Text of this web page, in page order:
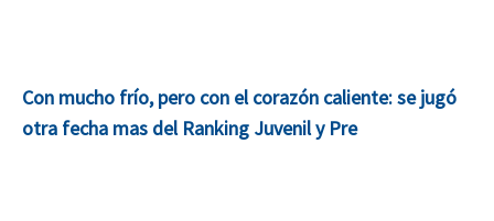
Con mucho frío, pero con el corazón caliente: se jugó
otra fecha mas del Ranking Juvenil y Pre